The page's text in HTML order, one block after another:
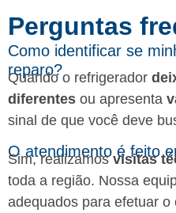
Perguntas
Como identificar se
reparo?
Quando o refrigerador
diferentes ou apresenta
sinal de que você deve
O atendimento é feito
Sim, realizamosvisitas
toda a região. Nossa
adequados para efetuar